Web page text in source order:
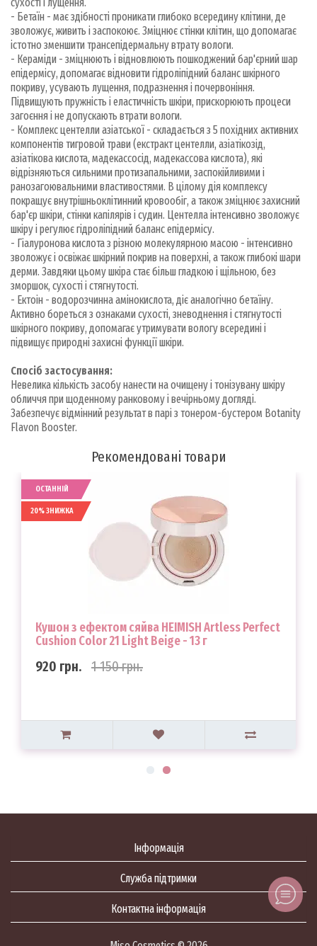
- Бетаїн - має здібності проникати глибоко всередину клітини, де
зволожує, живить і заспокоює. Зміцнює стінки клітин, що допомагає
істотно зменшити трансепідермальну втрату вологи.
- Кераміди - зміцнюють і відновлюють пошкоджений бар'єрний шар
епідермісу, допомагає відновити гідроліпідний баланс шкірного
покриву, усувають лущення, подразнення і почервоніння.
Підвищують пружність і еластичність шкіри, прискорюють процеси
загоєння і не допускають втрати вологи.
- Комплекс центелли азіатської - складається з 5 похідних активних
компонентів тигровой трави (екстракт центелли, азіатікозід,
азіатікова кислота, мадекассосід, мадекассова кислота), які
відрізняються сильними протизапальними, заспокійливими і
ранозагоювальними властивостями. В цілому дія комплексу
покращує внутрішньоклітинний кровообіг, а також зміцнює захисний
бар'єр шкіри, стінки капілярів і судин. Центелла інтенсивно зволожує
шкіру і регулює гідроліпідний баланс епідермісу.
- Гіалуронова кислота з різною молекулярною масою - інтенсивно
зволожує і освіжає шкірний покрив на поверхні, а також глибокі шари
дерми. Завдяки цьому шкіра стає більш гладкою і щільною, без
зморшок, сухості і стягнутості.
- Ектоін - водорозчинна амінокислота, діє аналогічно бетаїну.
Активно бореться з ознаками сухості, зневоднення і стягнутості
шкірного покриву, допомагає утримувати вологу всередині і
підвищує природні захисні функції шкіри.
Спосіб застосування:
Невелика кількість засобу нанести на очищену і тонізувану шкіру
обличчя при щоденному ранковому і вечірньому догляді.
Забезпечує відмінний результат в парі з тонером-бустером Botanity
Flavon Booster.
Рекомендовані товари
ОСТАННІЙ
20% ЗНИЖКА
Кушон з ефектом сяйва HEIMISH Artless Perfect
Cushion Color 21 Light Beige - 13 г
920 грн. 1 150 грн.
Інформація
Служба підтримки
Контактна інформація